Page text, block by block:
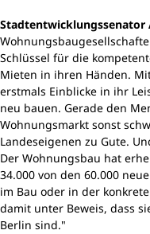
Stadtentwicklungssenator
Schlüssel für die
Mieten in ihren Händen.
erstmals Einblicke in ihr
neu bauen. Gerade den
Wohnungsmarkt sonst
Landeseigenen zu Gute.
Der Wohnungsbau hat
34.000 von den 60.000
im Bau oder in der
damit unter Beweis, dass
Berlin sind."